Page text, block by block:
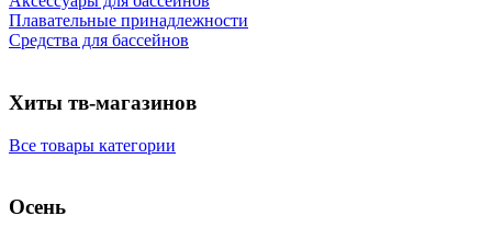
Плавательные принадлежности
Средства для бассейнов
Хиты тв-магазинов
Все товары категории
Осень